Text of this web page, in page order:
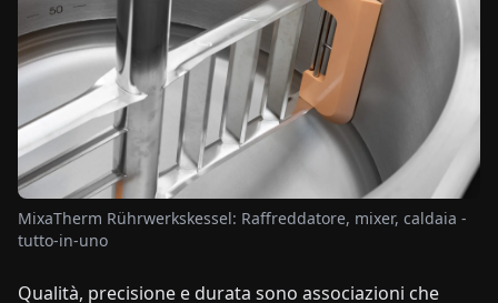
PAPER
FIERE
ENDEFRESITNLPLHU
MixaTherm Rührwerkskessel: Raffreddatore, mixer, caldaia -
tutto-in-uno
Qualità, precisione e durata sono associazioni che